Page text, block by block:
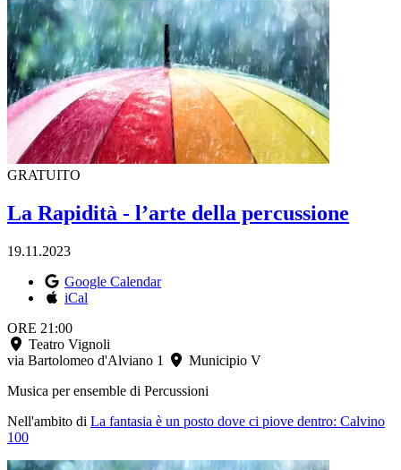
GRATUITO
La Rapidità - l’arte della percussione
19.11.2023
Google Calendar
iCal
ORE 21:00
Teatro Vignoli
via Bartolomeo d'Alviano 1
Municipio V
Musica per ensemble di Percussioni
Nell'ambito di La fantasia è un posto dove ci piove dentro: Calvino
100